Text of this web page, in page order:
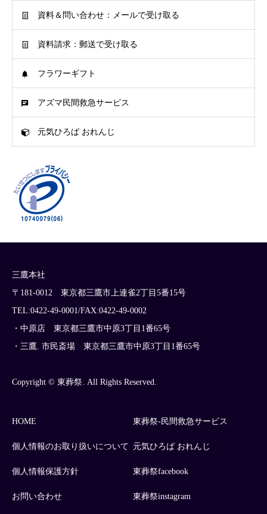
資料＆問い合わせ：メールで受け取る
資料請求：郵送で受け取る
フラワーギフト
アズマ民間救急サービス
元気ひろば おれんじ
三鷹本社
〒181-0012 東京都三鷹市上連雀2丁目5番15号
TEL:0422-49-0001/FAX:0422-49-0002
・中原店 東京都三鷹市中原3丁目1番65号
・三鷹. 市民斎場 東京都三鷹市中原3丁目1番65号
Copyright © 東葬祭. All Rights Reserved.
HOME
個人情報のお取り扱いについて
個人情報保護方針
お問い合わせ
東葬祭-民間救急サービス
元気ひろば おれんじ
東葬祭facebook
東葬祭instagram